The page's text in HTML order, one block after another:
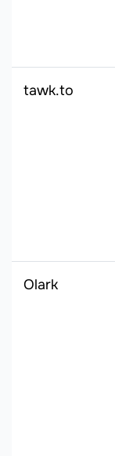
tawk.to
Olark